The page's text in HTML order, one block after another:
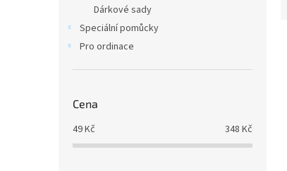
Dárkové sady
Speciální pomůcky
Pro ordinace
Cena
49Kč 348 Kč